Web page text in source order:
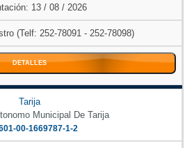
13 / 08 / 2026
(Telf: 252-78091 - 252-78098)
DETALLES
Tarija
Municipal De Tarija
00-1669787-1-2